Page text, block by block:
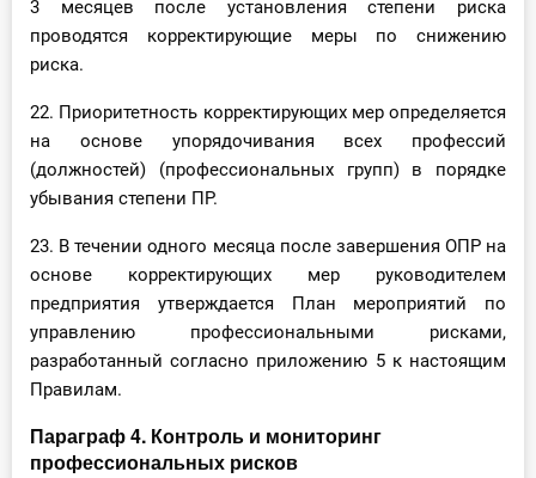
3 месяцев после установления степени риска
проводятся корректирующие меры по снижению
риска.
22. Приоритетность корректирующих мер определяется
на основе упорядочивания всех профессий
(должностей) (профессиональных групп) в порядке
убывания степени ПР.
23. В течении одного месяца после завершения ОПР на
основе корректирующих мер руководителем
предприятия утверждается План мероприятий по
управлению профессиональными рисками,
разработанный согласно приложению 5 к настоящим
Правилам.
Параграф 4. Контроль и мониторинг
профессиональных рисков